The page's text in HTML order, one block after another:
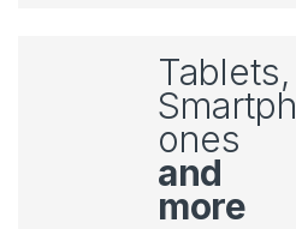
Tablets,
Smartph
ones
and
more